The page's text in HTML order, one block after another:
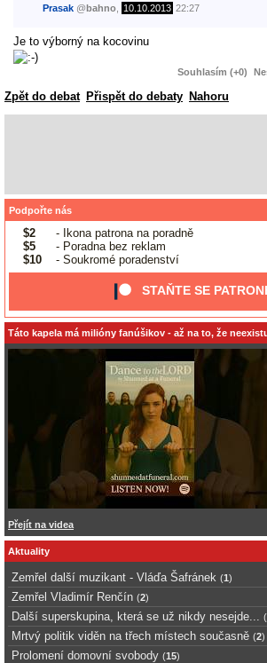
Prasak @bahno 10.10.2013 22:27
Je to výborný na kocovinu
Souhlasím (+0)
Zpět do debat Přispět do debaty Nahoru
Podpořte nás
$2
- Ikona patrona na poradně
$5
- Poradna bez reklam
$10
- Soukromé poradenství
STAŇTE SE
Táto kapela má milióny fanúšikov - až na to, že
Přejít na videa
Aktuality
Zemřel další muzikant - Vláďa Šafránek (1)
Zemřel Vladimír Renčín (2)
Další superskupina, která se už nikdy nesejde... (
Mrtvý politik viděn na třech místech současně (2)
Prolomení domovní svobody (15)